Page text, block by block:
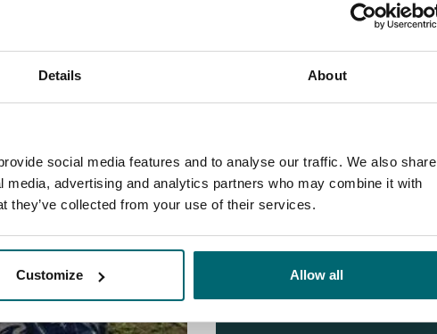
Details About
social media features and to analyse our traffic. We also share
advertising and analytics partners who may combine it with
they’ve collected from your use of their services.
Customize Allow all